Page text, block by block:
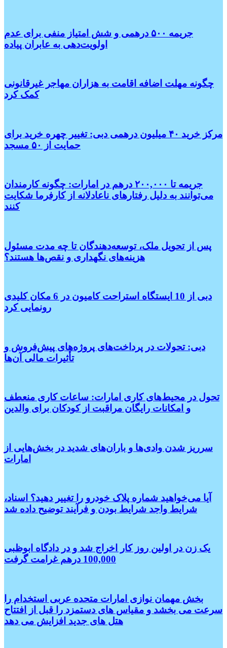
جریمه ۵۰۰ درهمی و شش امتیاز منفی برای عدم
اولویت‌دهی به عابران پیاده
چگونه مهلت اضافه اقامت به هزاران مهاجر غیرقانونی
کمک کرد
مرکز خرید ۴۰ میلیون درهمی دبی: تغییر چهره خرید برای
حمایت از ۵۰ مسجد
جریمه تا ۲۰۰,۰۰۰ درهم در امارات: چگونه کارمندان
می‌توانند به دلیل رفتارهای ناعادلانه از کارفرما شکایت
کنند
پس از تحویل ملک، توسعه‌دهندگان تا چه مدت مسئول
هزینه‌های نگهداری و نقص‌ها هستند؟
دبی از 10 ایستگاه استراحت کامیون در 6 مکان کلیدی
رونمایی کرد
دبی: تحولات در پرداخت‌های پروژه‌های پیش‌فروش و
تأثیرات مالی آن‌ها
تحول در محیط‌های کاری امارات: ساعات کاری منعطف
و امکانات رایگان مراقبت از کودکان برای والدین
سرریز شدن وادی‌ها و باران‌های شدید در بخش‌هایی از
امارات
آیا می‌خواهید شماره پلاک خودرو را تغییر دهید؟ اسناد،
شرایط واجد شرایط بودن و فرآیند توضیح داده شد
یک زن در اولین روز کار اخراج شد و در دادگاه ابوظبی
100,000 درهم غرامت گرفت
بخش مهمان نوازی امارات متحده عربی استخدام را
سرعت می بخشد و مقیاس های دستمزد را قبل از افتتاح
هتل های جدید افزایش می دهد